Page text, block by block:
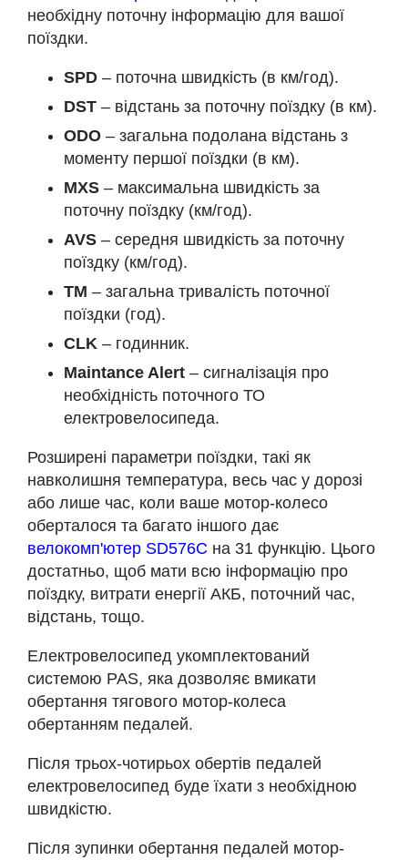
необхідну поточну інформацію для вашої
поїздки.
SPD – поточна швидкість (в км/год).
DST – відстань за поточну поїздку (в км).
ODO – загальна подолана відстань з
моменту першої поїздки (в км).
MXS – максимальна швидкість за
поточну поїздку (км/год).
AVS – середня швидкість за поточну
поїздку (км/год).
TM – загальна тривалість поточної
поїздки (год).
CLK – годинник.
Maintance Alert – сигналізація про
необхідність поточного ТО
електровелосипеда.
Розширені параметри поїздки, такі як
навколишня температура, весь час у дорозі
або лише час, коли ваше мотор-колесо
оберталося та багато іншого дає
велокомп'ютер SD576С на 31 функцію. Цього
достатньо, щоб мати всю інформацію про
поїздку, витрати енергії АКБ, поточний час,
відстань, тощо.
Електровелосипед укомплектований
системою PAS, яка дозволяє вмикати
обертання тягового мотор-колеса
обертанням педалей.
Після трьох-чотирьох обертів педалей
електровелосипед буде їхати з необхідною
швидкістю.
Після зупинки обертання педалей мотор-